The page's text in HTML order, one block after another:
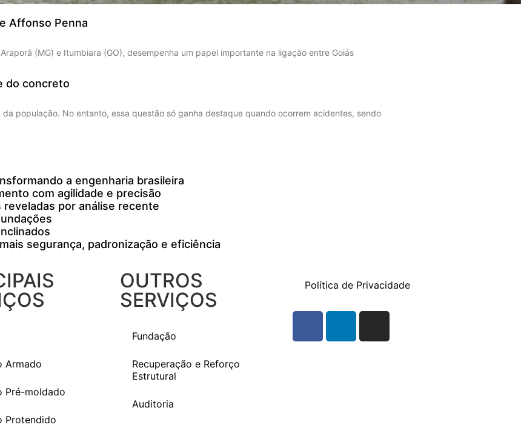
Affonso Penna
(MG) e Itumbiara (GO), desempenha um papel importante na ligação entre Goiás
do concreto
população. No entanto, essa questão só ganha destaque quando ocorrem acidentes, sendo
a engenharia brasileira
com agilidade e precisão
por análise recente
segurança, padronização e eficiência
Armado
Pré-moldado
Protendido
OUTROS
SERVIÇOS
Fundação
Recuperação e Reforço
Estrutural
Auditoria
Política de Privacidade